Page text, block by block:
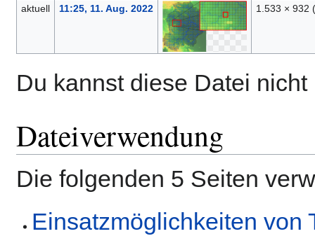
aktuell
11:25, 11. Aug. 2022 1.533 × 932
Du kannst diese Datei
Dateiverwendung
Die folgenden 5 Seiten
Einsatzmöglichkeiten von